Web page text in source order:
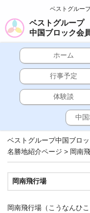
ベストグルー
ベストグループ
中国ブロック会
ホーム
行事予定
体験談
中
ベストグループ中国ブロ
名勝地紹介ページ > 岡南
岡南飛行場
岡南飛行場（こうなんひ